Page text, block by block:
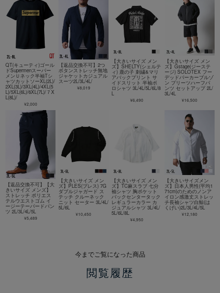
QT(キューティ)ゴール
ドSupermenスーパー
メンＵネック半袖Tシ
ャツカットソーXL(2L)/
2XL(3L)/3XL(4L)/4XL(5
L)/5XL(6L)/6XL(7L)/７X
L(8L)/
¥2,000
【返品交換不可】2つ
ボタンストレッチ無地
ジャケットカジュアル
スーツ2L/3L/4L/
¥8,019
【大きいサイズ メン
ズ】SHELTY(シェルテ
ィ) 鹿の子 刺繍&マリ
アバックプリント サ
イドスリット 半袖ポ
ロシャツ 3L/4L/5L/6L/8
L
¥6,490
【大きいサイズ メン
ズ】Gstage(ジーステ
ージ) SOLOTEX フー
デッドパーカーブルゾ
ン プリーツハーフパ
ンツ セットアップ 2L/
3L/4L
¥16,500
【返品交換不可】【大
きいサイズ メンズ】
ストレッチ ポリエス
テルウエストゴム イ
ージーテーパードパン
ツ 2L/3L/4L/5L
¥5,489
【大きいサイズ メン
ズ】PLES(プレス) 7G
ダブルジャガード ス
テッチ クルーネック
ニット セーター 3L/4L/
5L/6L
¥10,450
【大きいサイズ メン
ズ】TC麻スラブ 七分
袖シャツ 胸ポケット
バックセンタータック
レギュラーカラー カ
ジュアルシャツ 3L/4L/
5L/6L/8L
¥4,950
【大きいサイズメン
ズ】日本人男性(平均1
71cm)のためのノンア
イロン感激丈ストレッ
チ長袖シャツ白鯨(は
くげい)2L/3L/4L/5L
¥12,180
今までご覧になった商品
閲覧履歴